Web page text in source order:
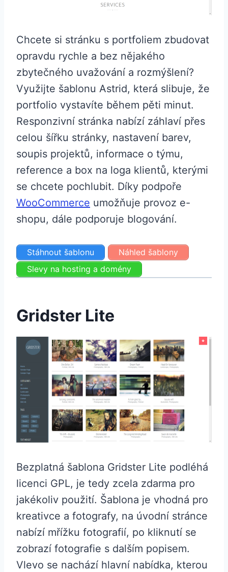
Chcete si stránku s portfoliem zbudovat
opravdu rychle a bez nějakého
zbytečného uvažování a rozmýšlení?
Využijte šablonu Astrid, která slibuje, že
portfolio vystavíte během pěti minut.
Responzivní stránka nabízí záhlaví přes
celou šířku stránky, nastavení barev,
soupis projektů, informace o týmu,
reference a box na loga klientů, kterými
se chcete pochlubit. Díky podpoře
WooCommerce umožňuje provoz e-
shopu, dále podporuje blogování.
Stáhnout šablonu
Náhled šablony
Slevy na hosting a domény
Gridster Lite
Bezplatná šablona Gridster Lite podléhá
licenci GPL, je tedy zcela zdarma pro
jakékoliv použití. Šablona je vhodná pro
kreativce a fotografy, na úvodní stránce
nabízí mřížku fotografií, po kliknutí se
zobrazí fotografie s dalším popisem.
Vlevo se nachází hlavní nabídka, kterou